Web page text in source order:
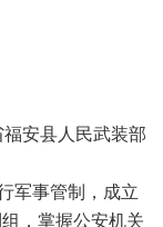
安县人民武装部
事管制，成立
，掌握公安机关